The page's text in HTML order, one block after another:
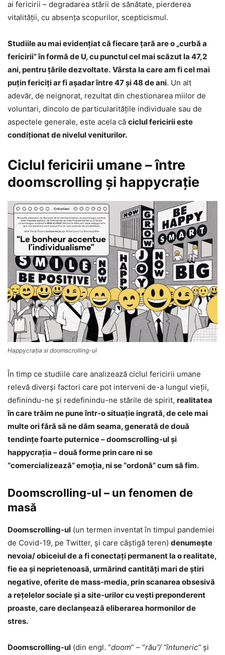
ai fericirii – degradarea stării de sănătate, pierderea
vitalităţii, cu absenţa scopurilor, scepticismul.
Studiile au mai evidenţiat că fiecare țară are o „curbă a
fericirii” în formă de U, cu punctul cel mai scăzut la 47,2
ani, pentru țările dezvoltate. Vârsta la care am fi cel mai
puțin fericiți ar fi așadar între 47 și 48 de ani. Un alt
adevăr, de neignorat, rezultat din chestionarea miilor de
voluntari, dincolo de particularităţile individuale sau de
aspectele generale, este acela că ciclul fericirii este
condiţionat de nivelul veniturilor.
Ciclul fericirii umane – între
doomscrolling şi happycraţie
Happycraţia si doomscrolling-ul
În timp ce studiile care analizează ciclul fericirii umane
relevă diverşi factori care pot interveni de-a lungul vieţii,
definindu-ne şi redefinindu-ne stările de spirit, realitatea
în care trăim ne pune într-o situaţie ingrată, de cele mai
multe ori fără să ne dăm seama, generată de două
tendinţe foarte puternice – doomscrolling-ul şi
happycraţia – două forme prin care ni se
“comercializează” emoţia, ni se “ordonă” cum să fim.
Doomscrolling-ul – un fenomen de
masă
Doomscrolling-ul (un termen inventat în timpul pandemiei
de Covid-19, pe Twitter, şi care câştigă teren) denumeşte
nevoia/ obiceiul de a fi conectaţi permanent la o realitate,
fie ea şi neprietenoasă, urmărind cantități mari de știri
negative, oferite de mass-media, prin scanarea obsesivă
a rețelelor sociale și a site-urilor cu vești preponderent
proaste, care declanșează eliberarea hormonilor de
stres.
Doomscrolling-ul (din engl. “doom” – “rău”/ “întuneric” şi